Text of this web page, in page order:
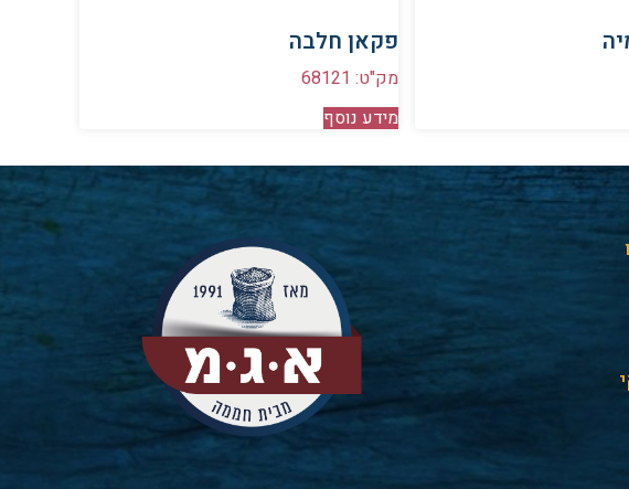
פקאן חלבה
מק"ט: 68121
מידע נוסף